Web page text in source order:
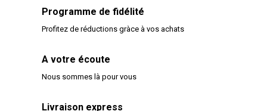
Programme de fidélité
Profitez de réductions gràce à vos achats
A votre écoute
Nous sommes là pour vous
Livraison express